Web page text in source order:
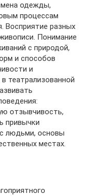
одежды,
процессам
Восприятие разных
Понимание
с природой,
и способов
и
театрализованной
отзывчивость,
привычки
людьми, основы
местах.